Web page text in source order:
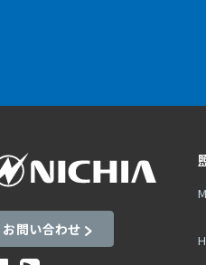
お問い合わせ